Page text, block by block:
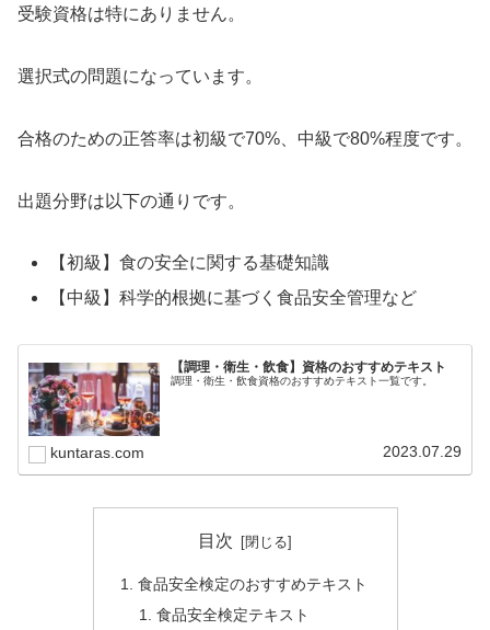
受験資格は特にありません。
選択式の問題になっています。
合格のための正答率は初級で70%、中級で80%程度です。
出題分野は以下の通りです。
【初級】食の安全に関する基礎知識
【中級】科学的根拠に基づく食品安全管理など
【調理・衛生・飲食】資格のおすすめテキスト
調理・衛生・飲食資格のおすすめテキスト一覧です。
kuntaras.com 2023.07.29
目次
食品安全検定のおすすめテキスト
食品安全検定テキスト